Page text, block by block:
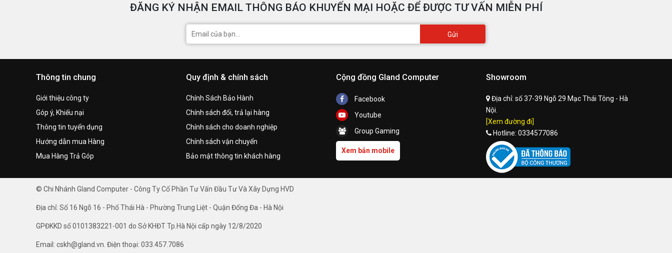
ĐĂNG KÝ NHẬN EMAIL THÔNG BÁO KHUYẾN MẠI HOẶC ĐỂ ĐƯỢC TƯ VẤN MIỄN PHÍ
Gửi
Thông tin chung
Giới thiệu công ty
Góp ý, Khiếu nại
Thông tin tuyển dụng
Hướng dẫn mua Hàng
Mua Hàng Trả Góp
Quy định & chính sách
Chính Sách Bảo Hành
Chính sách đổi, trả lại hàng
Chính sách cho doanh nghiệp
Chính sách vận chuyển
Bảo mật thông tin khách hàng
Cộng đồng Gland Computer
Facebook
Youtube
Group Gaming
Xem bản mobile
Showroom
Địa chỉ: số 37-39 Ngõ 29 Mạc Thái Tông - Hà
Nội.
[Xem đường đi]
Hotline: 0334577086
© Chi Nhánh Gland Computer - Công Ty Cổ Phần Tư Vấn Đầu Tư Và Xây Dựng HVD
Địa chỉ: Số 16 Ngõ 16 - Phố Thái Hà - Phường Trung Liệt - Quận Đống Đa - Hà Nội
GPĐKKD số 0101383221-001 do Sở KHĐT Tp.Hà Nội cấp ngày 12/8/2020
Email: cskh@gland.vn. Điện thoại: 033.457.7086